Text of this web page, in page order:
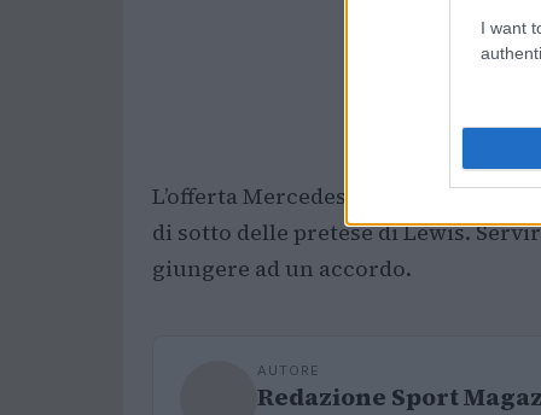
I want
L’offerta Mercedes al momento
di sotto delle pretese di Lewis.
giungere ad un accordo.
AUTORE
Redazione Sport